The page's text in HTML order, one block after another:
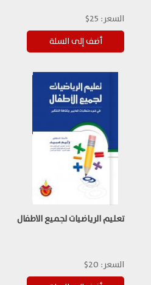
السعر: 25$
تعليم الرياضيات لجميع الاطفال
السعر: 20$